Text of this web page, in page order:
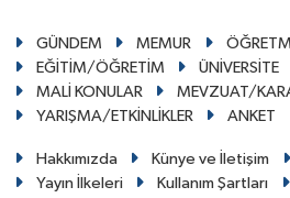
GÜNDEM MEMUR
EĞİTİM/ÖĞRETİM
ÜNİVERSİTE
MALİ KONULAR
MEVZUAT/
YARIŞMA/ETKİNLİKLER
ANKET
Hakkımızda Künye ve İletişim
Yayın İlkeleri
Kullanım Şartları